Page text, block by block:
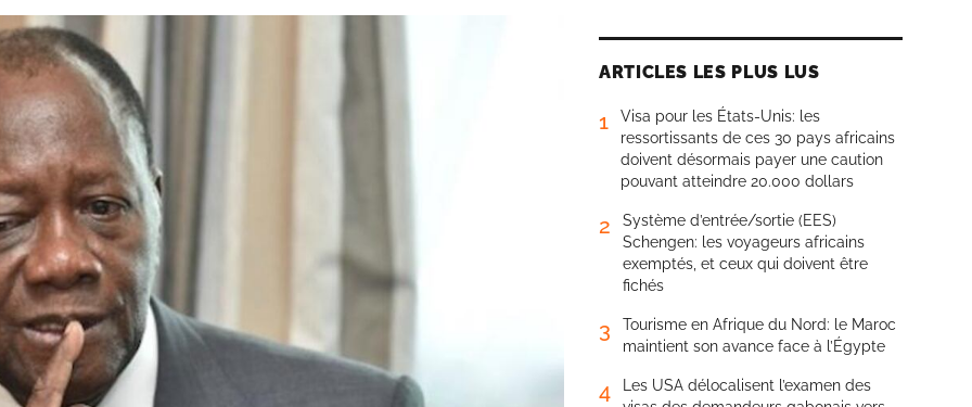
ARTICLES LES PLUS LUS
1
Visa pour les États-Unis: les
ressortissants de ces 30 pays africains
doivent désormais payer une caution
pouvant atteindre 20.000 dollars
2
Système d’entrée/sortie (EES)
Schengen: les voyageurs africains
exemptés, et ceux qui doivent être
fichés
3
Tourisme en Afrique du Nord: le Maroc
maintient son avance face à l’Égypte
4
Les USA délocalisent l’examen des